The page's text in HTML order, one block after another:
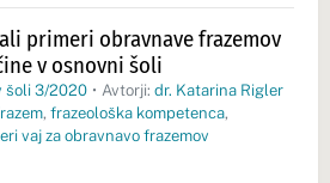
primeri obravnave frazemov
v osnovni šoli
šoli 3/2020 • Avtorji: dr. Katarina Rigler
, frazeološka kompetenca,
vaj za obravnavo frazemov